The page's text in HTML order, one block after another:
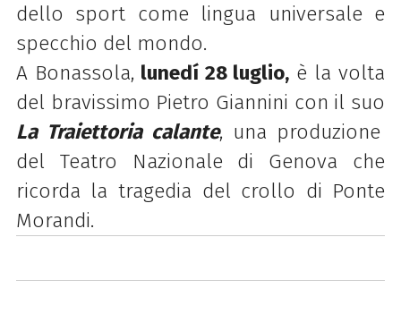
dello sport come lingua universale e
specchio del mondo.
A Bonassola, lunedí 28 luglio, è la volta
del bravissimo Pietro Giannini con il suo
La Traiettoria calante, una produzione
del Teatro Nazionale di Genova che
ricorda la tragedia del crollo di Ponte
Morandi.